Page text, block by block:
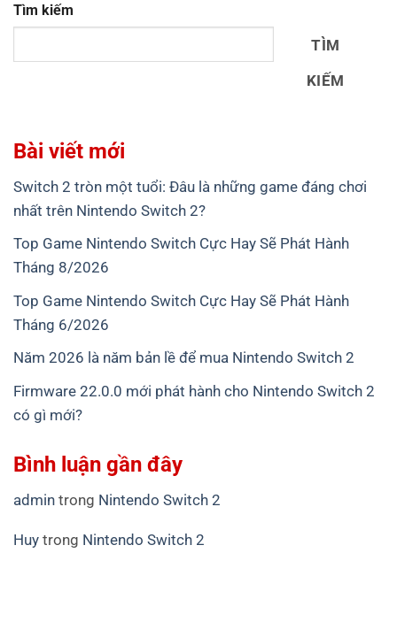
Tìm kiếm
TÌM
KIẾM
Bài viết mới
Switch 2 tròn một tuổi: Đâu là những game đáng chơi
nhất trên Nintendo Switch 2?
Top Game Nintendo Switch Cực Hay Sẽ Phát Hành
Tháng 8/2026
Top Game Nintendo Switch Cực Hay Sẽ Phát Hành
Tháng 6/2026
Năm 2026 là năm bản lề để mua Nintendo Switch 2
Firmware 22.0.0 mới phát hành cho Nintendo Switch 2
có gì mới?
Bình luận gần đây
admin trong Nintendo Switch 2
Huy trong Nintendo Switch 2